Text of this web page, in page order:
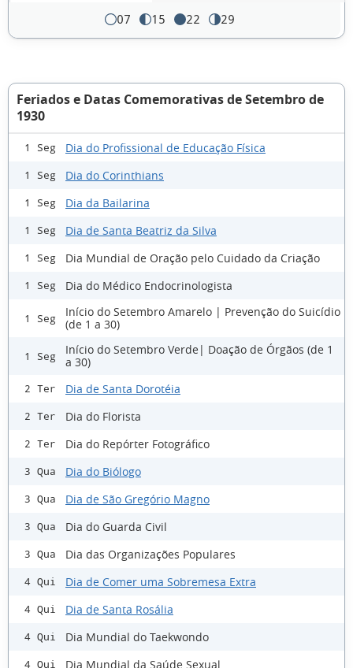
07 15 22 29
Feriados e Datas Comemorativas de Setembro de
1930
1 Seg Dia do Profissional de Educação Física
1 Seg Dia do Corinthians
1 Seg Dia da Bailarina
1 Seg Dia de Santa Beatriz da Silva
1 Seg Dia Mundial de Oração pelo Cuidado da Criação
1 Seg Dia do Médico Endocrinologista
1 Seg
Início do Setembro Amarelo | Prevenção do Suicídio
(de 1 a 30)
1 Seg
Início do Setembro Verde| Doação de Órgãos (de 1
a 30)
2 Ter Dia de Santa Dorotéia
2 Ter Dia do Florista
2 Ter Dia do Repórter Fotográfico
3 Qua Dia do Biólogo
3 Qua Dia de São Gregório Magno
3 Qua Dia do Guarda Civil
3 Qua Dia das Organizações Populares
4 Qui Dia de Comer uma Sobremesa Extra
4 Qui Dia de Santa Rosália
4 Qui Dia Mundial do Taekwondo
4 Qui Dia Mundial da Saúde Sexual